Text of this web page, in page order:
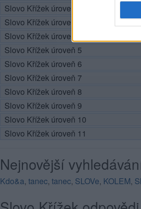
Slovo Křížek úroveň 2
Slovo Křížek úroveň 3
Slovo Křížek úroveň 4
Slovo Křížek úroveň 5
Slovo Křížek úroveň 6
Slovo Křížek úroveň 7
Slovo Křížek úroveň 8
Slovo Křížek úroveň 9
Slovo Křížek úroveň 10
Slovo Křížek úroveň 11
Nejnovější
Kdo&a, tanec, tanec, SLOVe, KOLEM,